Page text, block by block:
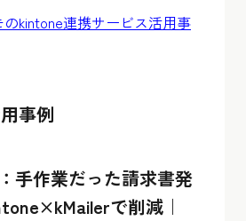
のkintone連携サービス活用事
事例
手作業だった請求書発
で削減｜